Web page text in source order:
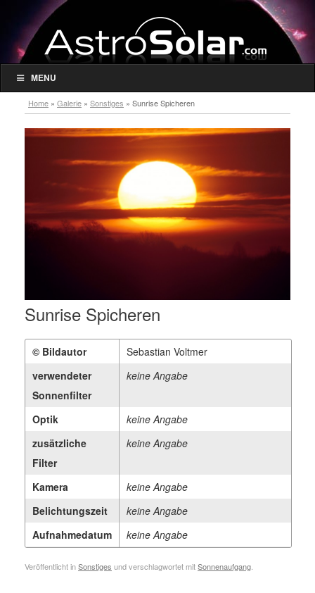
MENU
Home » Galerie » Sonstiges » Sunrise Spicheren
Sunrise Spicheren
© Bildautor
Sebastian Voltmer
verwendeter
Sonnenfilter
keine Angabe
Optik
keine Angabe
zusätzliche
Filter
keine Angabe
Kamera
keine Angabe
Belichtungszeit
keine Angabe
Aufnahmedatum
keine Angabe
Veröffentlicht inSonstiges und verschlagwortet mitSonnenaufgang